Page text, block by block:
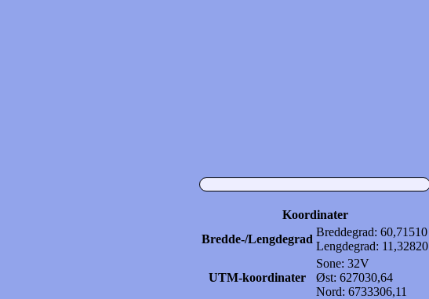
Koordinater
Bredde-/Lengdegrad
Breddegrad: 60,71510
Lengdegrad: 11,32820
UTM-koordinater
Sone: 32V
Øst: 627030,64
Nord: 6733306,11